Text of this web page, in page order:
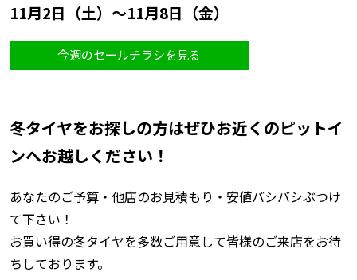
11月2日（土）～11月8日（金）
今週のセールチラシを見る
冬タイヤをお探しの方はぜひお近くのピットイ
ンへお越しください！
あなたのご予算・他店のお見積もり・安値バシバシぶつけ
て下さい！
お買い得の冬タイヤを多数ご用意して皆様のご来店をお待
ちしております。